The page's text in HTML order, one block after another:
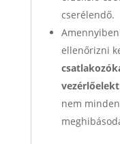
cserélendő.
ellenőrizni
nem